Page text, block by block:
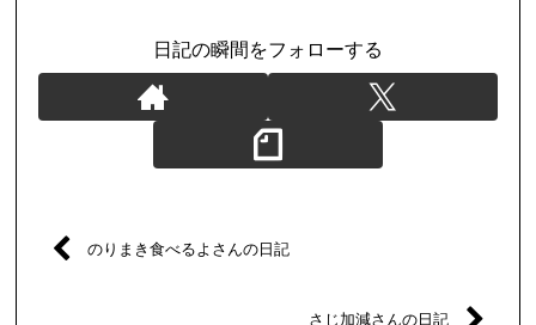
日記の瞬間をフォローする
のりまき食べるよさんの日記
さじ加減さんの日記